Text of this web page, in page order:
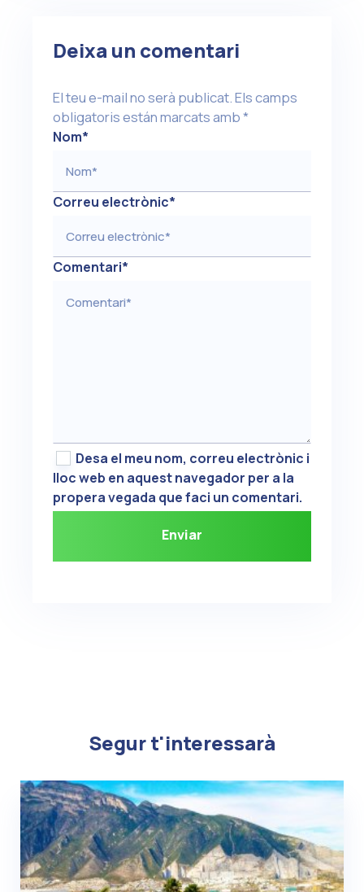
Deixa un comentari
El teu e-mail no serà publicat.Els camps
obligatoris están marcats amb*
Nom*
Correu electrònic*
Comentari*
Desa el meu nom, correu electrònic i
lloc web en aquest navegador per a la
propera vegada que faci un comentari.
Segur t'interessarà